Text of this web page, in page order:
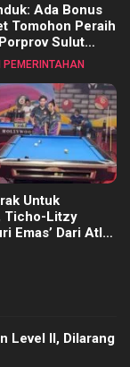
Ada Bonus
Tomohon Peraih
Sulut
PEMERINTAHAN
Untuk
Ticho-Litzy
Emas’ Dari Atlet
di Porprov Sulut
Level II, Dilarang